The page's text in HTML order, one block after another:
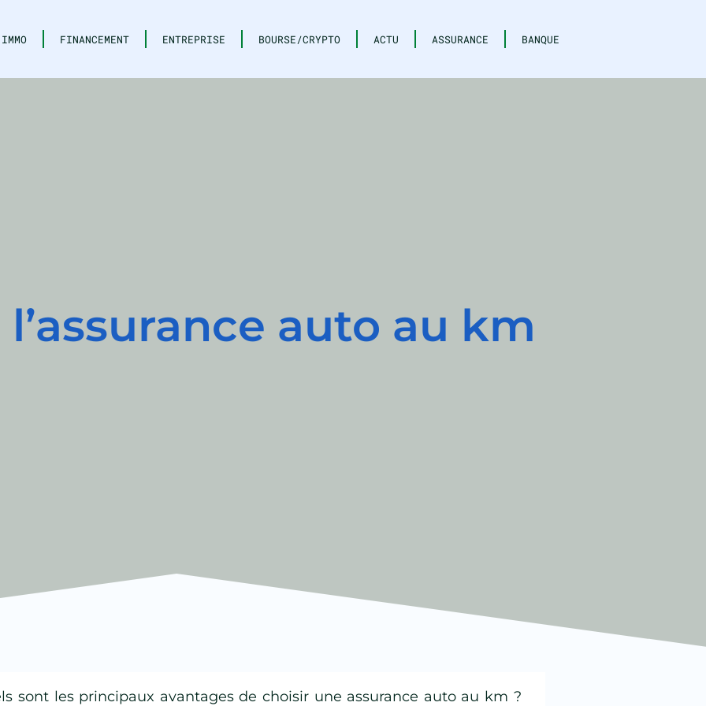
IMMO FINANCEMENT ENTREPRISE BOURSE/CRYPTO ACTU ASSURANCE BANQUE
auto au km
sont les principaux avantages de choisir une assurance auto au km ?